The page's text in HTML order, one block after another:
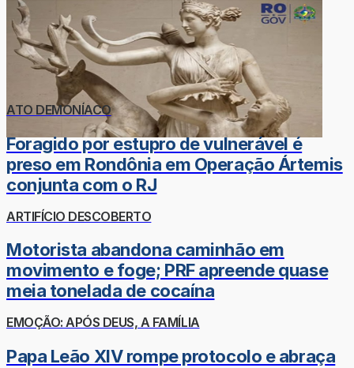
ATO DEMONÍACO
Foragido por estupro de vulnerável é
preso em Rondônia em Operação Ártemis
conjunta com o RJ
ARTIFÍCIO DESCOBERTO
Motorista abandona caminhão em
movimento e foge; PRF apreende quase
meia tonelada de cocaína
EMOÇÃO: APÓS DEUS, A FAMÍLIA
Papa Leão XIV rompe protocolo e abraça